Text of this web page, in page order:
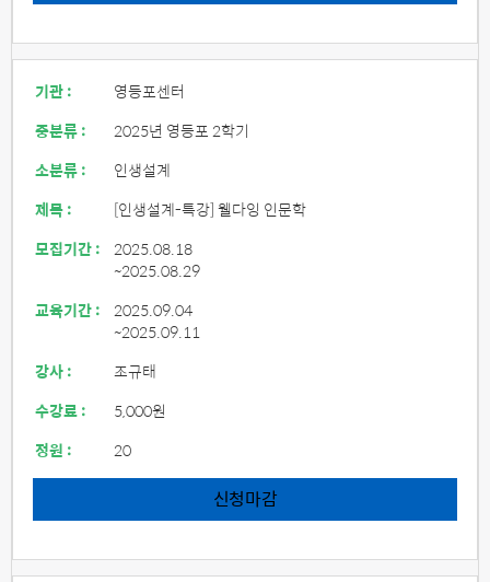
기관 :
영등포센터
중분류 :
2025년 영등포 2학기
소분류 :
인생설계
제목 :
[인생설계-특강] 웰다잉 인문학
모집기간 : 2025.08.18
~2025.08.29
교육기간 : 2025.09.04
~2025.09.11
강사 :
조규태
수강료 :
5,000원
정원 :
20
신청마감